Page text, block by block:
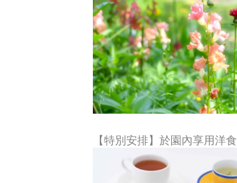
【特別安排】於園內享用洋